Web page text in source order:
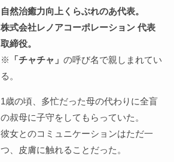
自然治癒力向上くらぶれのあ代表。
株式会社レノアコーポレーション 代表
取締役。
※ 「チャチャ」 の呼び名で親しまれてい
る。
1歳の頃、多忙だった母の代わりに全盲
の叔母に子守をしてもらっていた。
彼女とのコミュニケーションはただ一
つ、皮膚に触れることだった。